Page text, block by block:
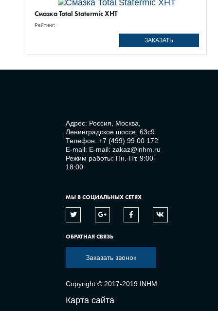
Смазка Total Statermic XHT
Рейтинг:
ЗАКАЗАТЬ
Адрес: Россия, Москва,
Ленинградское шоссе, 63с9
Телефон: +7 (499) 99 00 172
E-mail: E-mail: zakaz@inhm.ru
Режим работы: Пн.-Пт. 9:00-
18:00
МЫ В СОЦИАЛЬНЫХ СЕТЯХ
ОБРАТНАЯ СВЯЗЬ
Заказать звонок
Copyright © 2017-2019 INHM
Карта сайта